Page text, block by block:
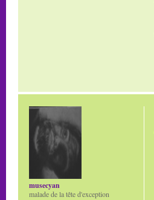
musecyan
malade de la tête d'exception